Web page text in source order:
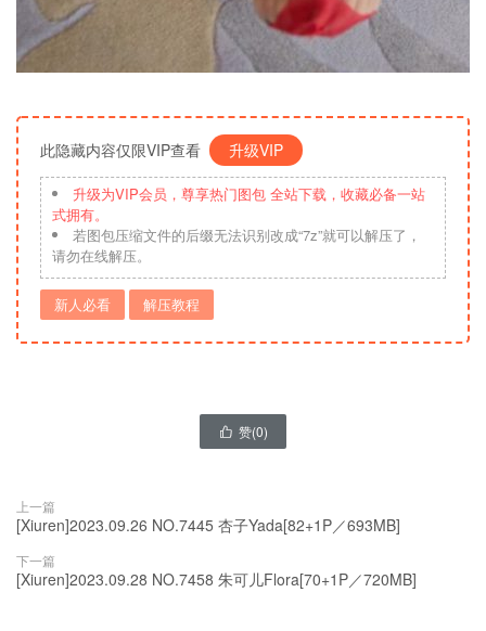
此隐藏内容仅限VIP查看 升级VIP
升级为VIP会员，尊享热门图包 全站下载，收藏必备一站
式拥有。
若图包压缩文件的后缀无法识别改成“7z”就可以解压了，
请勿在线解压。
新人必看 解压教程
 赞(0)
上一篇
[Xiuren]2023.09.26 NO.7445 杏子Yada[82+1P／693MB]
下一篇
[Xiuren]2023.09.28 NO.7458 朱可儿Flora[70+1P／720MB]